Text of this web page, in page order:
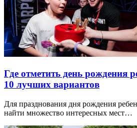
Где отметить день рождения
10 лучших вариантов
Для празднования дня рождения
найти множество интересных мест…